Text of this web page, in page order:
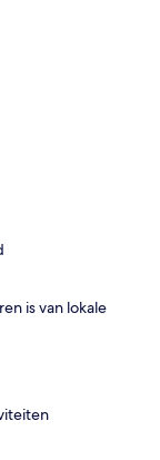
is van lokale